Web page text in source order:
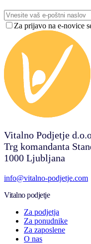
Za prijavo na e-novice
Vitalno Podjetje
Trg komandanta
1000 Ljubljana
info@vitalno-podjetje.com
Vitalno podjetje
Za podjetja
Za ponudnike
Za zaposlene
O nas